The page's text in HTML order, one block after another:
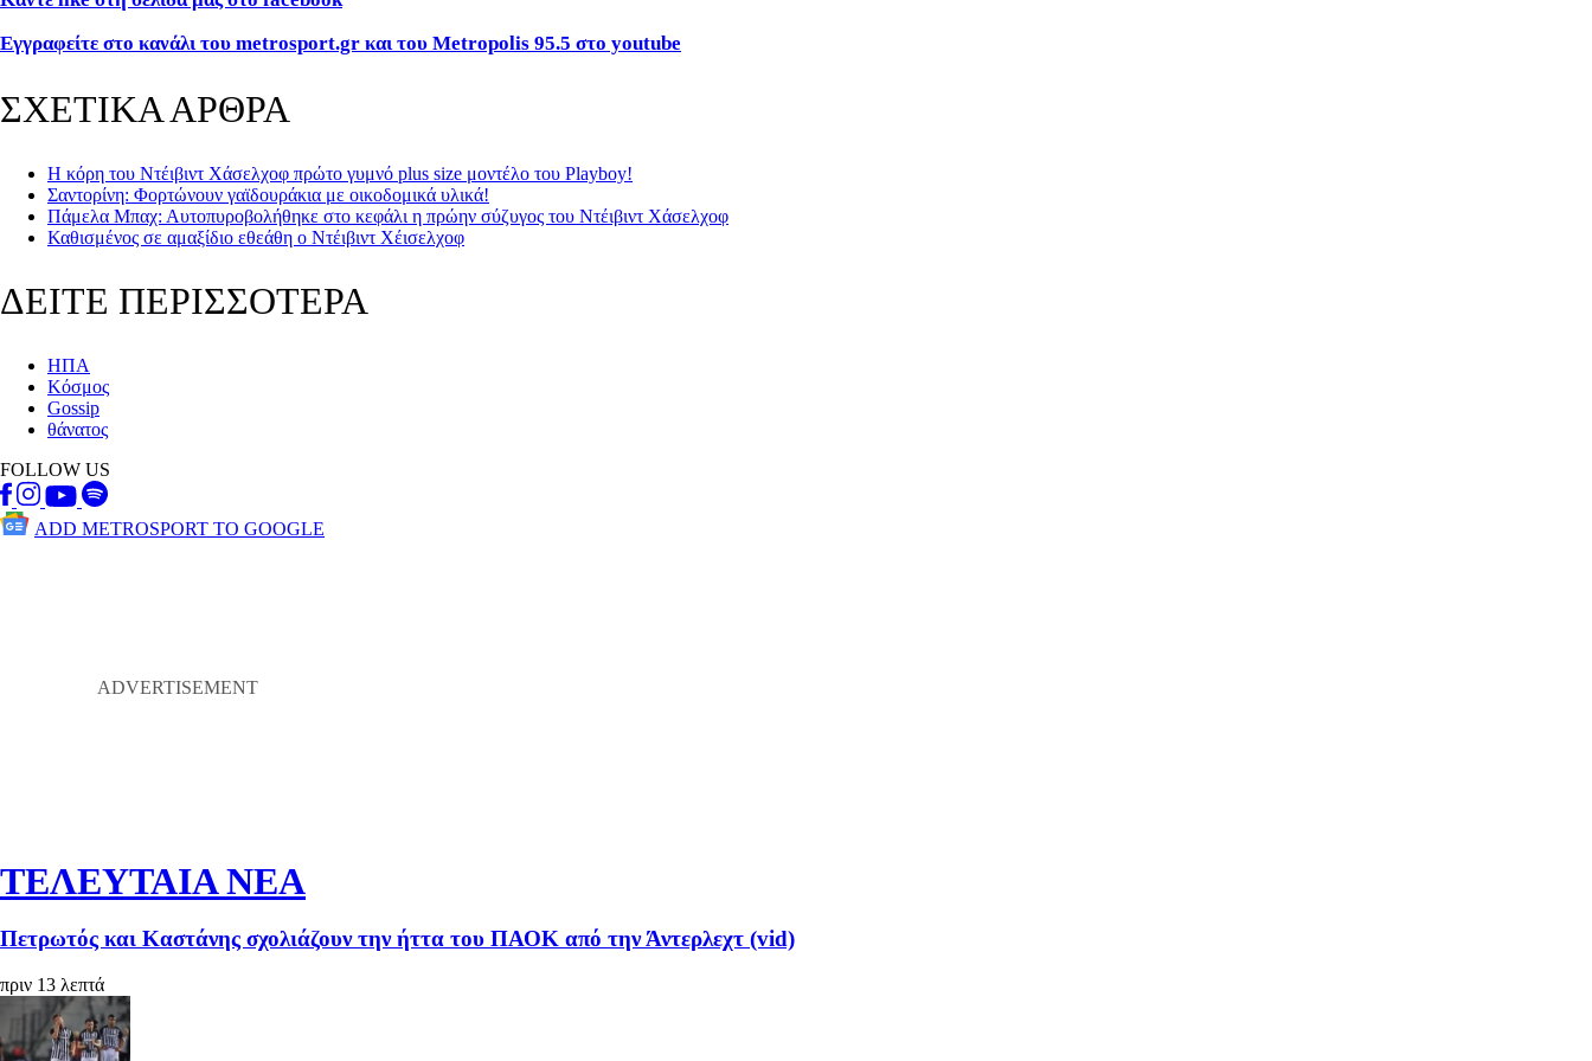
Εγγραφείτε στο κανάλι του metrosport.gr και του Metropolis 95.5 στο youtube
ΣΧΕΤΙΚΑ ΑΡΘΡΑ
Η κόρη του Ντέιβιντ Χάσελχοφ πρώτο γυμνό plus size μοντέλο του Playboy!
Σαντορίνη: Φορτώνουν γαϊδουράκια με οικοδομικά υλικά!
Πάμελα Μπαχ: Αυτοπυροβολήθηκε στο κεφάλι η πρώην σύζυγος του Ντέιβιντ Χάσελχοφ
Καθισμένος σε αμαξίδιο εθεάθη ο Ντέιβιντ Χέισελχοφ
ΔΕΙΤΕ ΠΕΡΙΣΣΟΤΕΡΑ
ΗΠΑ
Κόσμος
Gossip
θάνατος
FOLLOW US
ADD METROSPORT TO GOOGLE
ΤΕΛΕΥΤΑΙΑ ΝΕΑ
Πετρωτός και Καστάνης σχολιάζουν την ήττα του ΠΑΟΚ από την Άντερλεχτ (vid)
πριν 13 λεπτά